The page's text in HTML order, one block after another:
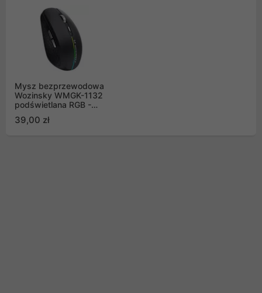
Mysz bezprzewodowa
Wozinsky WMGK-1132
podświetlana RGB -
39,00 zł